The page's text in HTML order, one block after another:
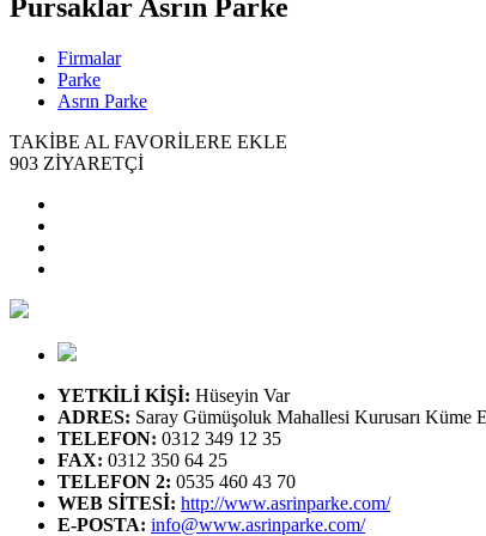
Pursaklar Asrın Parke
Firmalar
Parke
Asrın Parke
TAKİBE AL FAVORİLERE EKLE
903 ZİYARETÇİ
YETKİLİ KİŞİ: Hüseyin Var
ADRES: Saray Gümüşoluk Mahallesi Kurusarı Küme
TELEFON: 0312 349 12 35
FAX: 0312 350 64 25
TELEFON 2: 0535 460 43 70
WEB SİTESİ: http://www.asrinparke.com/
E-POSTA: info@www.asrinparke.com/